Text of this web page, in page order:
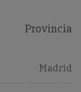
Provincia
Madrid